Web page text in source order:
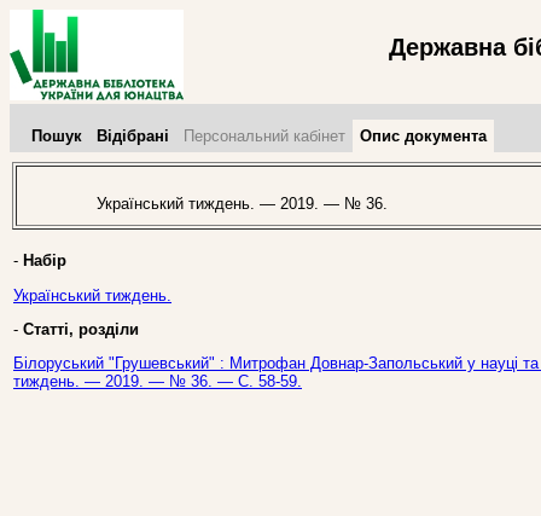
Державна
Пошук Відібрані Персональний кабінет Опис документа
Український тиждень. — 2019. — № 36.
- Набір
Український тиждень.
- Статті, розділи
Білоруський "Грушевський" : Митрофан Довнар-Запольський у науці
тиждень. — 2019. — № 36. — С. 58-59.